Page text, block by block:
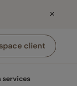
client
services